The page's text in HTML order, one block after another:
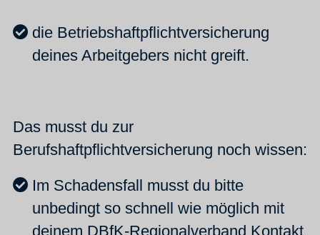
die Betriebshaftpflichtversicherung
deines Arbeitgebers nicht greift.
Das musst du zur
Berufshaftpflichtversicherung noch wissen:
Im Schadensfall musst du bitte
unbedingt so schnell wie möglich mit
deinem DBfK-Regionalverband Kontakt